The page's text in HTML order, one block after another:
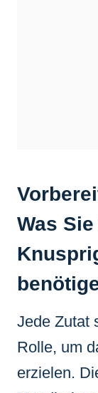
Was
Jede Zutat
Rolle, um
erzielen.